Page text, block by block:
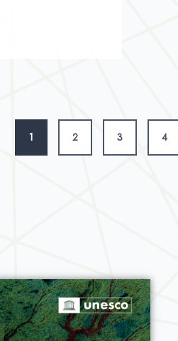
1 2 3 4